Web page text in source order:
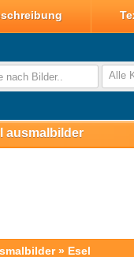
Alle
ausmalbilder
» Esel